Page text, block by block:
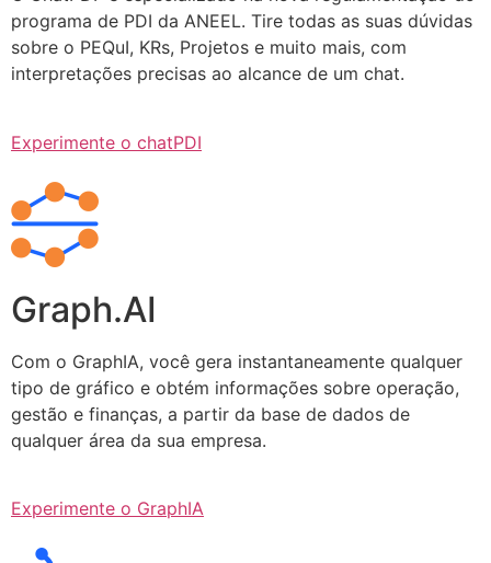
programa de PDI da ANEEL. Tire todas as suas dúvidas
sobre o PEQuI, KRs, Projetos e muito mais, com
interpretações precisas ao alcance de um chat.
Experimente o chatPDI
Graph.AI
Com o GraphIA, você gera instantaneamente qualquer
tipo de gráfico e obtém informações sobre operação,
gestão e finanças, a partir da base de dados de
qualquer área da sua empresa.
Experimente o GraphIA